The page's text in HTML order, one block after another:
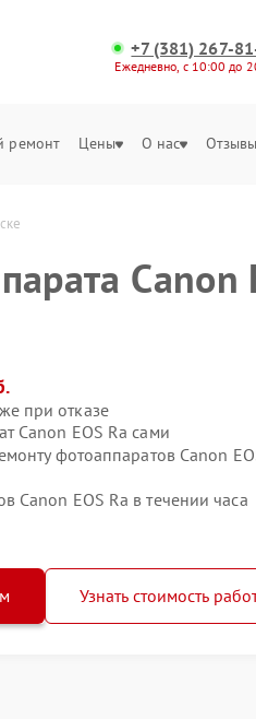
+7 (381) 267-
Ежедневно, с 10:00 до
ремонт Цены О нас Отзывы
Canon
при отказе
Canon EOS Ra сами
фотоаппаратов Canon
Canon EOS Ra в течении часа
Узнать стоимость